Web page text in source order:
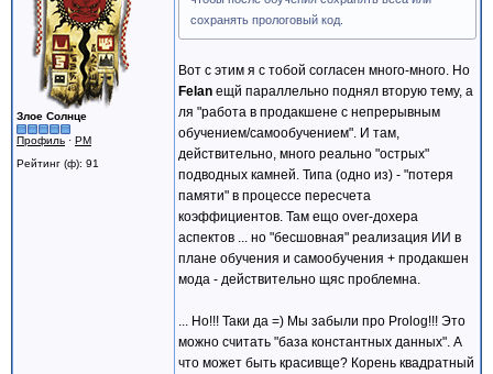
Злое Солнце
Профиль · PM
Рейтинг (ф): 91
сохранять прологовый код.
Вот с этим я с тобой согласен много-много. Но
Felan ещй параллельно поднял вторую тему, а
ля "работа в продакшене с непрерывным
обучением/самообучением". И там,
действительно, много реально "острых"
подводных камней. Типа (одно из) - "потеря
памяти" в процессе пересчета
коэффициентов. Там ещо over-дохера
аспектов ... но "бесшовная" реализация ИИ в
плане обучения и самообучения + продакшен
мода - действительно щяс проблемна.
... Но!!! Таки да =) Мы забыли про Prolog!!! Это
можно считать "база константных данных". А
что может быть красивще? Корень квадратный